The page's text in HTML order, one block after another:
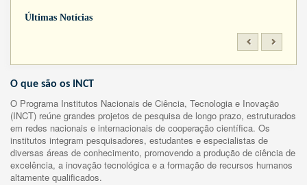
Últimas Notícias
O que são os INCT
O Programa Institutos Nacionais de Ciência, Tecnologia e Inovação
(INCT) reúne grandes projetos de pesquisa de longo prazo, estruturados
em redes nacionais e internacionais de cooperação científica. Os
institutos integram pesquisadores, estudantes e especialistas de
diversas áreas de conhecimento, promovendo a produção de ciência de
excelência, a inovação tecnológica e a formação de recursos humanos
altamente qualificados.